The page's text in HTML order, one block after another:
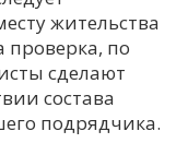
жительства
проверка, по
сделают
состава
подрядчика.